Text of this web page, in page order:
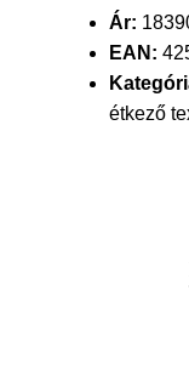
Ár:
EAN:
étkező